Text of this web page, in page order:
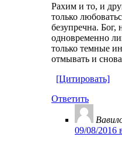
Рахим и то, и
только
безупречна. Бог,
одновременно
только темные
отмывать и
[Цитировать]
Ответить
09/08/2016